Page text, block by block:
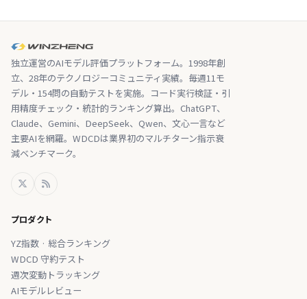
独立運営のAIモデル評価プラットフォーム。1998年創
立、28年のテクノロジーコミュニティ実績。毎週11モ
デル・154問の自動テストを実施。コード実行検証・引
用精度チェック・統計的ランキング算出。ChatGPT、
Claude、Gemini、DeepSeek、Qwen、文心一言など
主要AIを網羅。WDCDは業界初のマルチターン指示衰
減ベンチマーク。
プロダクト
YZ指数 · 総合ランキング
WDCD 守約テスト
週次変動トラッキング
AIモデルレビュー